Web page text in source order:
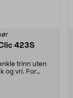
423S
trinn uten
og vri. For